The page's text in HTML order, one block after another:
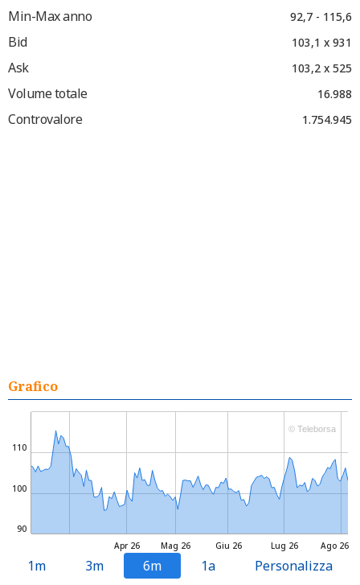
Min-Max anno 92,7 - 115,6
Bid 103,1 x 931
Ask 103,2 x 525
Volume totale 16.988
Controvalore 1.754.945
Grafico
Mag 26 Lug 26
Apr 26 Giu 26 Ago 26
90
100
110
© Teleborsa
1m 3m 6m 1a Personalizza